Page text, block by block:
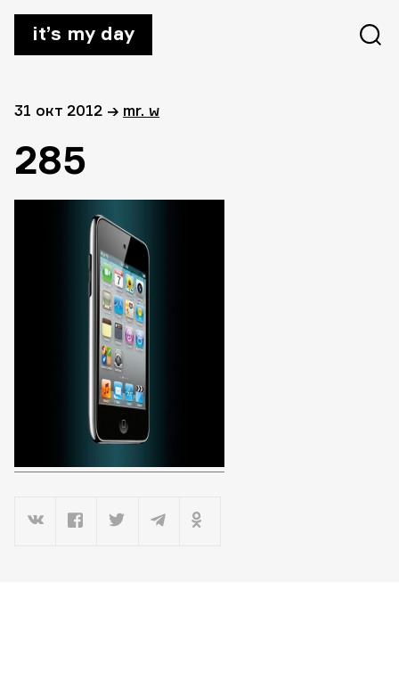
it’s my day
31 окт 2012 → mr. w
285